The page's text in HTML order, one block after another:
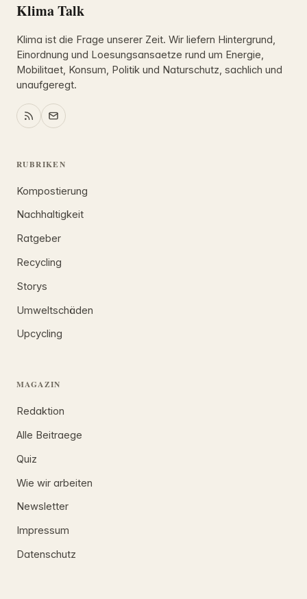
Klima Talk
Klima ist die Frage unserer Zeit. Wir liefern Hintergrund,
Einordnung und Loesungsansaetze rund um Energie,
Mobilitaet, Konsum, Politik und Naturschutz, sachlich und
unaufgeregt.
RUBRIKEN
Kompostierung
Nachhaltigkeit
Ratgeber
Recycling
Storys
Umweltschäden
Upcycling
MAGAZIN
Redaktion
Alle Beitraege
Quiz
Wie wir arbeiten
Newsletter
Impressum
Datenschutz